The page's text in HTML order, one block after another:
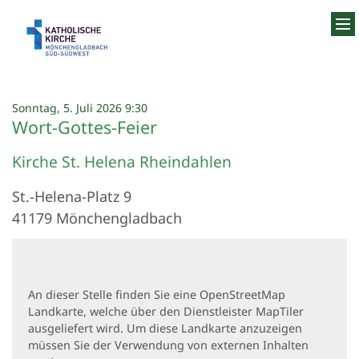
Sonntag, 5. Juli 2026 9:30:
Wort-Gottes-Feier
Kirche St. Helena Rheindahlen
St.-Helena-Platz 9
41179 Mönchengladbach
An dieser Stelle finden Sie eine OpenStreetMap
Landkarte, welche über den Dienstleister MapTiler
ausgeliefert wird. Um diese Landkarte anzuzeigen
müssen Sie der Verwendung von externen Inhalten